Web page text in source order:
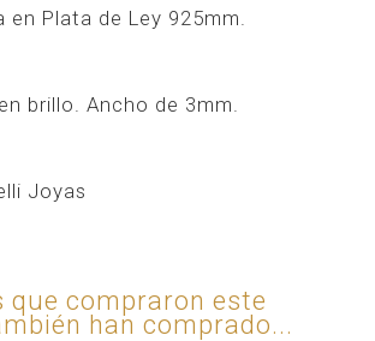
en Plata de Ley 925mm.
brillo. Ancho de 3mm.
Joyas
que compraron este
han comprado...